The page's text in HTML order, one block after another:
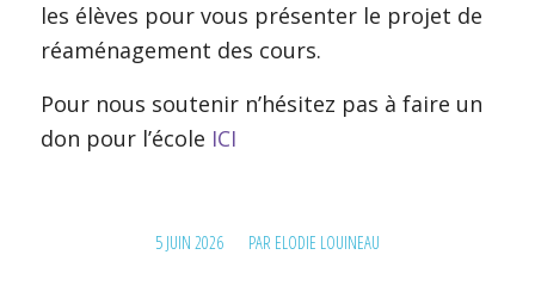
les élèves pour vous présenter le projet de
réaménagement des cours.
Pour nous soutenir n’hésitez pas à faire un
don pour l’école ICI
5 JUIN 2026
/ PAR ELODIE LOUINEAU